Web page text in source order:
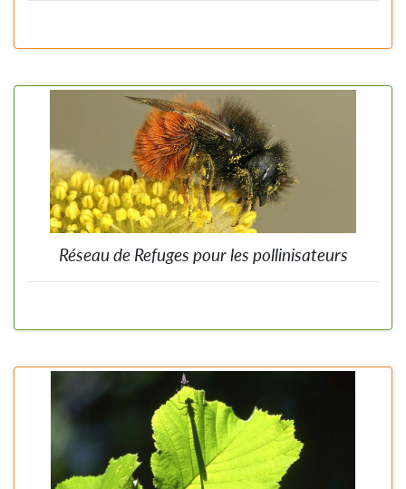
Réseau de Refuges pour les pollinisateurs
charte et rejoignez ainsi le réseau transfrontalier de refuges pour les
aménagements favorables aux pollinisateurs dans votre jardin!